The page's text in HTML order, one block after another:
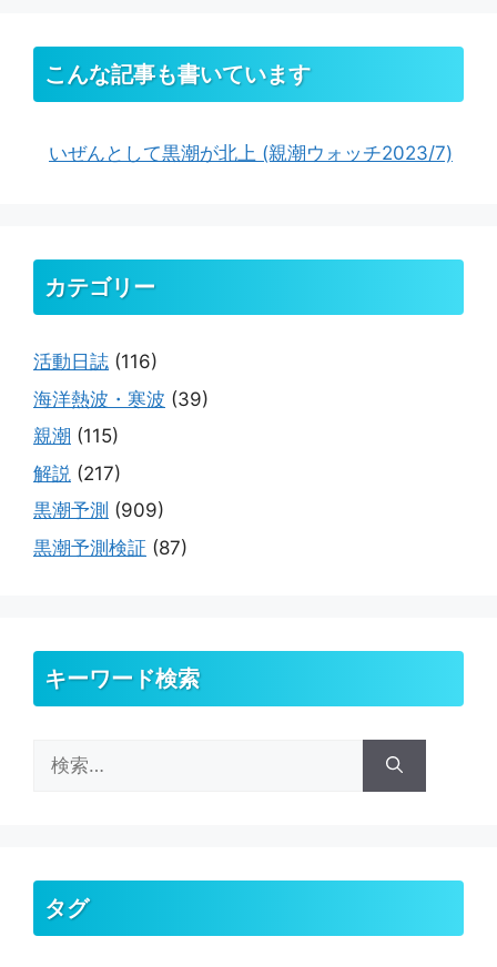
こんな記事も書いています
いぜんとして黒潮が北上 (親潮ウォッチ2023/7)
カテゴリー
活動日誌 (116)
海洋熱波・寒波 (39)
親潮 (115)
解説 (217)
黒潮予測 (909)
黒潮予測検証 (87)
キーワード検索
索:
タグ